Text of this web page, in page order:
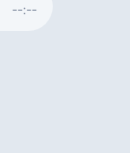
--:--